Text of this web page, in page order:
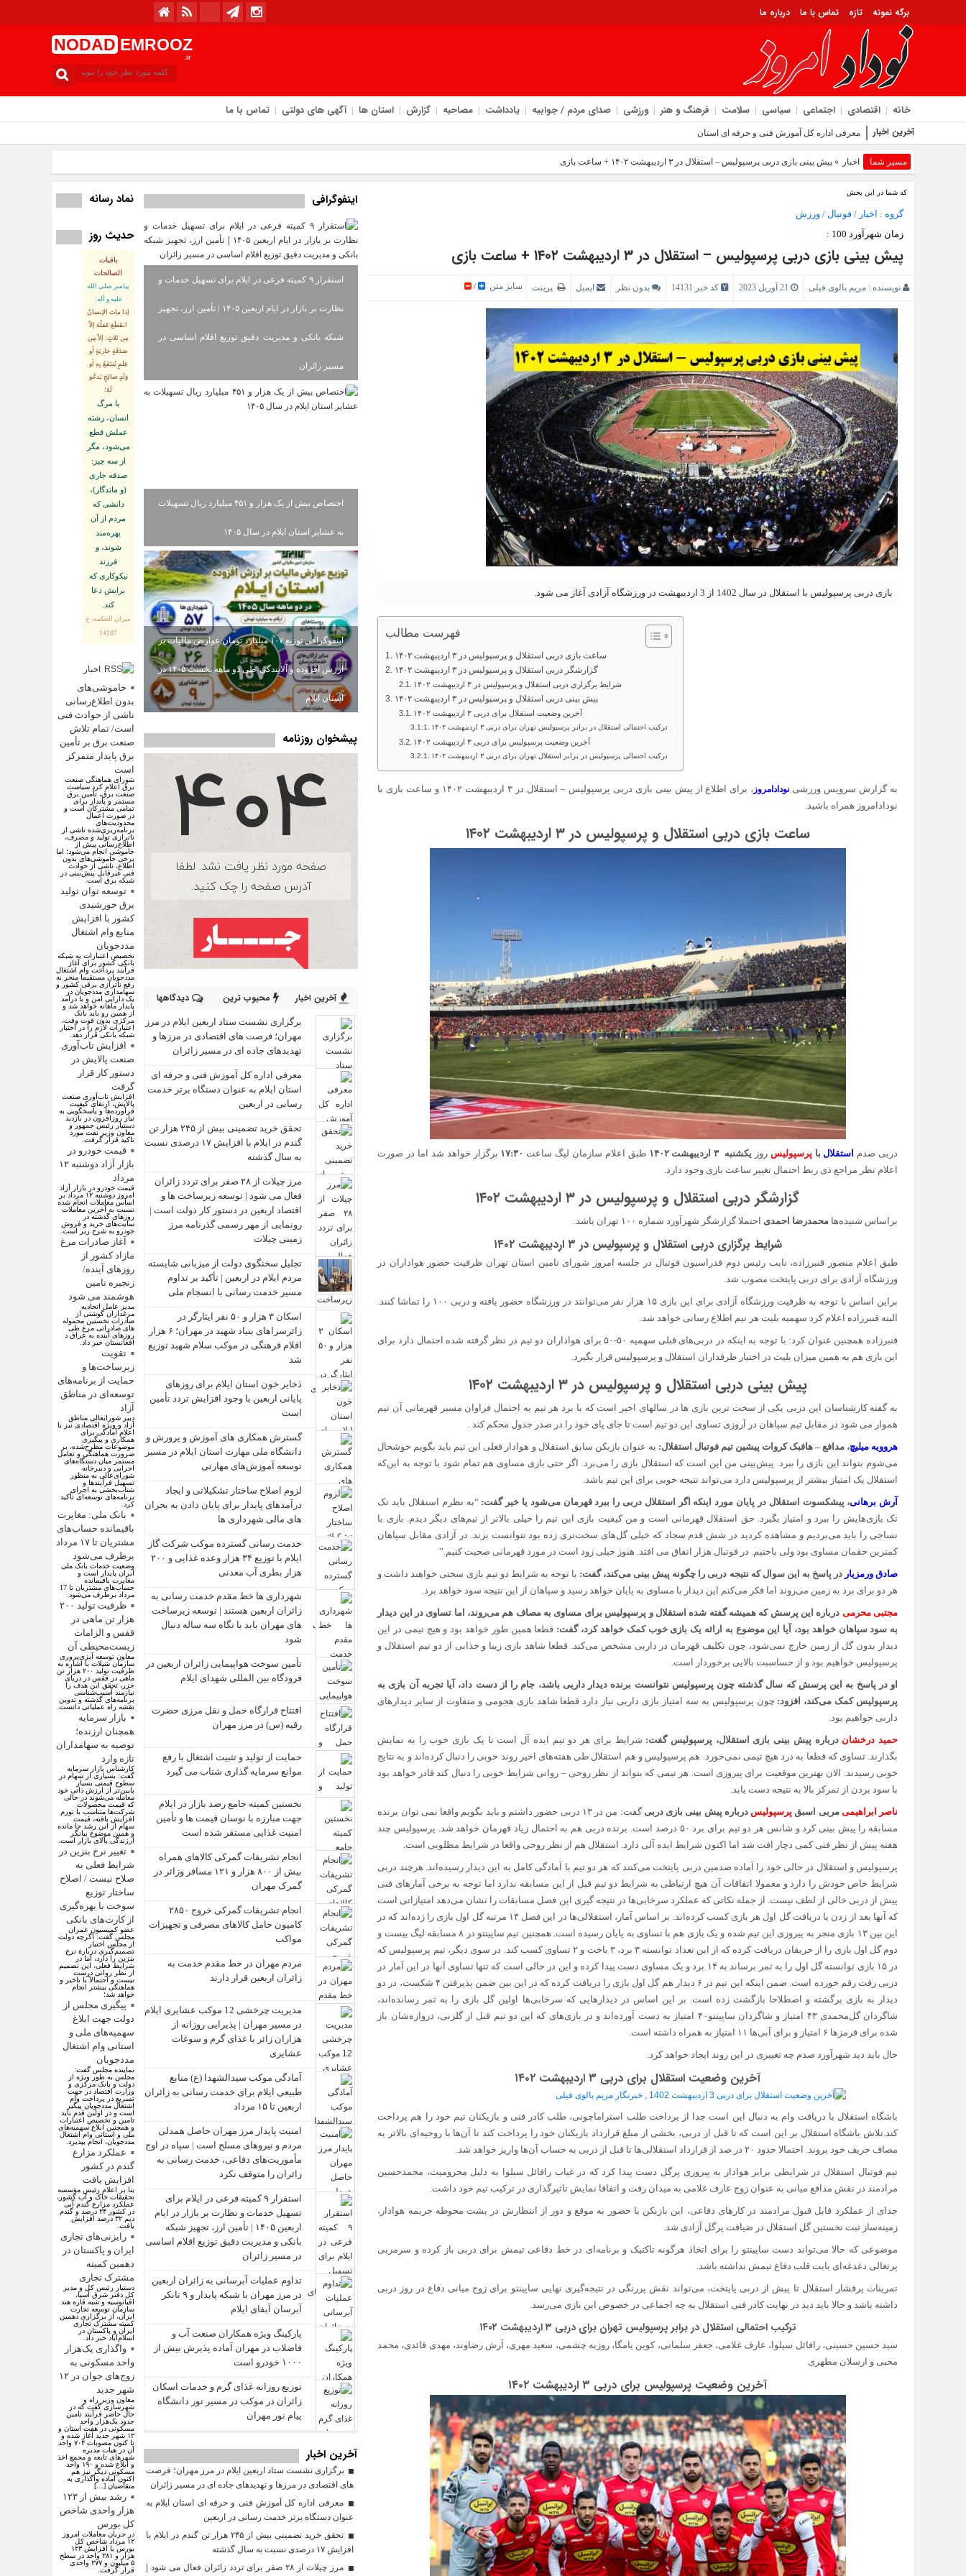
برگه نمونه تازه تماس با ما درباره ما
NODAD EMROOZ
.ir
خانه اقتصادی اجتماعی سیاسی سلامت فرهنگ و هنر ورزشی صدای مردم / جوابیه یادداشت مصاحبه گزارش استان ها آگهی های دولتی تماس با ما
آخرین اخبار معرفی اداره کل آموزش فنی و حرفه‌ ای استان ایلام به‌ عنوان دستگاه برتر خدمت‌ رسانی در ا
مسیر شما اخبار » پیش بینی بازی دربی پرسپولیس – استقلال در ۳ اردیبهشت ۱۴۰۲ + ساعت بازی
کد شما در این بخش
گروه : اخبار /فوتبال /ورزش
زمان شهرآورد 100 :
پیش بینی بازی دربی پرسپولیس – استقلال در ۳ اردیبهشت ۱۴۰۲ + ساعت بازی
نویسنده : مریم بالوی فیلی کد خبر 14131 بدون نظر ایمیل پرینت سایز متن /
بازی دربی پرسپولیس با استقلال در سال 1402 از 3 اردیبهشت در ورزشگاه آزادی آغاز می شود.
فهرست مطالب
ساعت بازی دربی استقلال و پرسپولیس در ۳ اردیبهشت ۱۴۰۲
گزارشگر دربی استقلال و پرسپولیس در ۳ اردیبهشت ۱۴۰۲
شرایط برگزاری دربی استقلال و پرسپولیس در ۳ اردیبهشت ۱۴۰۲
پیش بینی دربی استقلال و پرسپولیس در ۳ اردیبهشت ۱۴۰۲
آخرین وضعیت استقلال برای دربی ۳ اردیبهشت ۱۴۰۲
ترکیب احتمالی استقلال در برابر پرسپولیس تهران برای دربی ۳ اردیبهشت ۱۴۰۲
آخرین وضعیت پرسپولیس برای دربی ۳ اردیبهشت ۱۴۰۲
ترکیب احتمالی پرسپولیس در برابر استقلال تهران برای دربی ۳ اردیبهشت ۱۴۰۲
به گزارش سرویس ورزشی نودادامروز
، برای اطلاع از پیش بینی بازی دربی پرسپولیس – استقلال در ۳ اردیبهشت ۱۴۰۲ و ساعت بازی با
نودادامروز همراه باشید.
ساعت بازی دربی استقلال و پرسپولیس در ۳ اردیبهشت ۱۴۰۲
دربی صدم استقلال با پرسپولیس روز یکشنبه ۳ اردیبهشت ۱۴۰۲ طبق اعلام سازمان لیگ ساعت ۱۷:۳۰ برگزار خواهد شد اما در صورت
اعلام نظر مراجع ذی ربط احتمال تغییر ساعت بازی وجود دارد.
گزارشگر دربی استقلال و پرسپولیس در ۳ اردیبهشت ۱۴۰۲
براساس شنیده‌ها محمدرضا احمدی احتملا گزارشگر شهرآورد شماره ۱۰۰ تهران باشد.
شرایط برگزاری دربی استقلال و پرسپولیس در ۳ اردیبهشت ۱۴۰۲
طبق اعلام منصور قنبرزاده، نایب رئیس دوم فدراسیون فوتبال در جلسه امروز شورای تامین استان تهران ظرفیت حضور هواداران در
ورزشگاه آزادی برای دربی پایتخت مصوب شد.
براین اساس با توجه به ظرفیت ورزشگاه آزادی برای این بازی ۱۵ هزار نفر می‌توانند در ورزشگاه حضور یافته و دربی ۱۰۰ را تماشا کنند.
البته قنبرزاده اعلام کرد سهمیه بلیت هر تیم اطلاع رسانی خواهد شد.
قنبرزاده همچنین عنوان کرد: با توجه به اینکه در دربی‌های قبلی سهمیه ۵۰-۵۰ برای هواداران دو تیم در نظر گرفته شده احتمال دارد برای
این بازی هم به همین میزان بلیت در اختیار طرفداران استقلال و پرسپولیس قرار بگیرد.
پیش بینی دربی استقلال و پرسپولیس در ۳ اردیبهشت ۱۴۰۲
به گفته کارشناسان این دربی یکی از سخت ترین بازی ها در سالهای اخیر است که با برد هر تیم به احتمال فراوان مسیر قهرمانی آن تیم
هموار می شود در مقابل تیم سپاهان در آروزی تساوی این دو تیم است تا جای پای خود را در صدر جدول محکم کند .
هروویه میلیچ، مدافع – هافبک کروات پیشین تیم فوتبال استقلال: به عنوان بازیکن سابق استقلال و هوادار فعلی این تیم باید بگویم خوشحال
می‌شوم بتواند این بازی را ببرد. پیش‌بینی من این است که استقلال بازی را می‌برد. اگر حتی بازی مساوی هم تمام شود با توجه به این‌که
استقلال یک امتیاز بیشتر از پرسپولیس دارد می‌تواند نتیجه خوبی برای این تیم باشد.
آرش برهانی، پیشکسوت استقلال در پایان مورد اینکه اگر استقلال دربی را ببرد قهرمان می‌شود یا خیر گفت: “به نظرم استقلال باید تک
تک بازی‌هایش را ببرد و امتیاز بگیرد. حق استقلال قهرمانی است و من کیفیت بازی این تیم را خیلی بالاتر از تیم‌های دیگر دیدم. بازی با
نساجی را باید می‌بردیم و مشاهده کردید در شش قدم سجاد که خیلی گل‌های سخت‌تری زده بود نتوانست بزند. در آزادی مقابل سپاهان
کمترین حقمان مساوی بود ولی باختیم. در فوتبال هزار اتفاق می ‌افتد. هنوز خیلی زود است در مورد قهرمانی صحبت کنیم.”
صادق ورمزیار در پاسخ به این سوال که نتیجه دربی را چگونه پیش بینی می‌کند، گفت: با توجه به شرایط دو تیم بازی سختی خواهند داشت و
هر دو برای برد به زمین می‌روند اما فکر می‌کنم این دیدار با مساوی به پایان خواهد رسید و سپاهان از این نتیجه سود خواهد برد.
مجتبی محرمی درباره این پرسش که همیشه گفته شده استقلال و پرسپولیس برای مساوی به مصاف هم می‌روند، اما تساوی در این دیدار
به سود سپاهان خواهد بود، آیا این موضوع به ارائه یک بازی خوب کمک خواهد کرد، گفت: قطعا همین طور خواهد بود و هیچ تیمی در این
دیدار بدون گل از زمین خارج نمی‌شود، چون تکلیف قهرمان در داربی مشخص می‌کند. قطعا شاهد بازی زیبا و جذابی از دو تیم استقلال و
پرسپولیس خواهیم بود و از حساسبت بالایی برخوردار است.
او در پاسخ به این پرسش که سال گذشته چون پرسپولیس نتوانست برنده دیدار داربی باشد، جام را از دست داد، آیا تجربه آن بازی به
پرسپولیس کمک می‌کند، افزود: چون پرسپولیس به سه امتیاز بازی داربی نیاز دارد قطعا شاهد بازی هجومی و متفاوت از سایر دیدارهای
داربی خواهیم بود.
حمید درخشان درباره پیش بینی بازی استقلال، پرسپولیس گفت: شرایط برای هر دو تیم ایده آل است تا یک بازی خوب را به نمایش
بگذارند. تساوی که قطعا به درد هیچ تیمی نمی‌خورد. هم پرسپولیس و هم استقلال طی هفته‌های اخیر روند خوبی را دنبال کرده‌اند و به نتایج
خوبی رسیدند. الان بهترین موقعیت برای پیروزی است. هر تیمی که بتواند از نظر روحی – روانی شرایط خوبی را دنبال کند قادر خواهد بود
با سود بردن از تمرکز بالا به نتیجه دست یابد.
ناصر ابراهیمی مربی اسبق پرسپولیس درباره پیش بینی بازی دربی
گفت: من در ۱۳ دربی حضور داشتم و باید بگویم واقعا نمی توان برنده
مسابقه را پیش بینی کرد و شانس هر دو تیم برای برد ۵۰ درصد است. برنده دربی هم به احتمال زیاد قهرمان خواهد شد. پرسپولیس چند
هفته پیش از نظر فنی کمی دچار افت شد اما اکنون شرایط ایده آلی دارد. استقلال هم از نظر روحی واقعا در شرایط مطلوبی است.
پرسپولیس و استقلال در حالی خود را آماده صدمین دربی پایتخت می‌کنند که هر دو تیم با آمادگی کامل به این دیدار رسیده‌اند. هرچند دربی
شرایط خاص خودش را دارد و معمولا اتفاقات آن هیچ ارتباطی به شرایط دو تیم قبل از این مسابقه ندارد اما توجه به برخی آمارهای فنی
پیش از دربی خالی از لطف نیست. از جمله نکاتی که عملکرد سرخابی‌ها در نتیجه گیری این فصل مسابقات را نشان می‌دهد امتیازاتی است
که آنها بعد از زدن یا دریافت گل اول هر بازی کسب کرده‌اند. بر اساس آمار، استقلالی‌ها در این فصل ۱۴ مرتبه گل اول بازی را زده‌اند که در
این بین ۱۳ بازی منجر به پیروزی این تیم شده و یک بازی هم با تساوی به پایان رسیده است. همچنین تیم ساپینتو در ۸ مسابقه لیگ بیست و
دوم گل اول بازی را از حریفان دریافت کرده که از این تعداد توانسته ۳ برد، ۳ باخت و ۲ تساوی کسب کند. در سوی دیگر، تیم پرسپولیس که
در ۱۵ بازی توانسته‌ گل اول را به ثمر برساند به ۱۴ برد و یک مساوی دست پیدا کرده و این در حالی است که تنها تساوی آنها در این آمار در
دربی رفت رقم خورده است. ضمن اینکه این تیم در ۶ دیدار هم گل اول بازی را دریافت کرده که در این بین ضمن پذیرفتن ۴ شکست، در دو
دیدار به بازی برگشته و اصطلاحا بازگشت زده است. بر این اساس در دیدارهایی که سرخابی‌ها اولین گل بازی را به ثمر رسانده‌اند،
شاگردان گل‌محمدی ۴۳ امتیاز و شاگردان ساپینتو۴۰ امتیاز به دست آورده‌اند و در بازی‌های که این دو تیم قبل از گلزنی، دروازه‌شان باز
شده برای قرمزها ۶ امتیاز و برای آبی‌ها ۱۱ امتیاز به همراه داشته است.
حال باید دید شهرآورد صدم چه تغییری در این روند ایجاد خواهد کرد.
آخرین وضعیت استقلال برای دربی ۳ اردیبهشت ۱۴۰۲
باشگاه استقلال با دریافت وام به دنبال این است جدا از پرداخت طلب استراماچونی، طلب کادر فنی و بازیکنان تیم خود را هم پرداخت
کند.تلاش باشگاه استقلال بر این است که تا قبل از دربی، بخشی از مبلغ قرارداد بازیکنان خود را پرداخت کند تا آن‌ها با روحیه‌ای بالاتر به
مصاف حریف خود بروند. احتمالا حدود ۲۰ در صد از قرارداد استقلالی‌ها تا قبل از دربی به حساب آن‌ها واریز خواهد شد.
تیم فوتبال استقلال در شرایطی برابر هوادار به پیروزی پرگل دست پیدا کرد که در غیاب رافائل سیلوا به دلیل محرومیت، محمدحسین
مرادمند در نقش مدافع میانی به عنوان زوج عارف غلامی به میدان رفت و اتفاقا نمایش تاثیرگذاری در ترکیب تیم خود داشت.
جدای از عملکرد قابل قبول مرادمند در کارهای دفاعی، این بازیکن با حضور به موقع و دور از انتظارش در پشت محوطه جریمه هوادار،
زمینه‌ساز ثبت نخستین گل استقلال در ضیافت پرگل آزادی شد.
موضوعی که حالا می‌تواند دست ساپینتو را برای اتخاذ هرگونه تاکتیک و برنامه‌ای در خط دفاعی تیمش برای دربی باز کرده و سرمربی
پرتغالی دغدغه‌ای بابت قلب دفاع تیمش نداشته باشد.
تمرینات پرفشار استقلال تا پیش از دربی پایتخت، می‌تواند نقش پررنگی در نتیجه‌گیری نهایی ساپینتو برای زوج میانی دفاع در روز دربی
داشته باشد و حالا باید دید در نهایت کادر فنی استقلال به چه اجماعی در خصوص این بازی می‌رسد.
ترکیب احتمالی استقلال در برابر پرسپولیس تهران برای دربی ۳ اردیبهشت ۱۴۰۲
سید حسین حسینی، رافائل سیلوا، عارف غلامی، جعفر سلمانی، کوین یامگا، روزبه چشمی، سعید مهری، آرش رضاوند، مهدی قائدی، محمد
محبی و ارسلان مطهری
آخرین وضعیت پرسپولیس برای دربی ۳ اردیبهشت ۱۴۰۲
اینفوگرافی
استقرار ۹ کمیته فرعی در ایلام برای تسهیل خدمات و
نظارت بر بازار در ایام اربعین ۱۴۰۵ | تأمین ارز، تجهیز
شبکه بانکی و مدیریت دقیق توزیع اقلام اساسی در
مسیر زائران
اختصاص بیش از یک هزار و ۴۵۱ میلیارد ریال تسهیلات
به عشایر استان ایلام در سال ۱۴۰۵
اینفوگرافی توزیع ۱۰۷ میلیارد تومان عوارض مالیات بر
ارزش افزوده و آلایندگی طی دو ماهه نخست ۱۴۰۵ در
استان ایلام
پیشخوان روزنامه
آخرین اخبار محبوب ترین دیدگاهها
برگزاری نشست ستاد اربعین ایلام در مرز
مهران؛ فرصت‌ های اقتصادی در مرزها و
تهدیدهای جاده‌ ای در مسیر زائران
معرفی اداره کل آموزش فنی و حرفه‌ ای
استان ایلام به‌ عنوان دستگاه برتر خدمت‌
رسانی در اربعین
تحقق خرید تضمینی بیش از ۲۴۵ هزار تن
گندم در ایلام با افزایش ۱۷ درصدی نسبت
به سال گذشته
مرز چیلات از ۲۸ صفر برای تردد زائران
فعال می‌ شود | توسعه زیرساخت‌ ها و
اقتصاد اربعین در دستور کار دولت است |
رونمایی از مهر رسمی گذرنامه مرز
زمینی چیلات
تجلیل سخنگوی دولت از میزبانی شایسته
مردم ایلام در اربعین | تأکید بر تداوم
مسیر خدمت‌ رسانی با انسجام ملی
اسکان ۳ هزار و ۵۰ نفر ایثارگر در
زائرسراهای بنیاد شهید در مهران؛ ۶ هزار
اقلام فرهنگی در موکب سلام شهید توزیع
شد
ذخایر خون استان ایلام برای روزهای
پایانی اربعین با وجود افزایش تردد تأمین
است
گسترش همکاری‌ های آموزش و پرورش و
دانشگاه ملی مهارت استان ایلام در مسیر
توسعه آموزش‌های مهارتی
لزوم اصلاح ساختار تشکیلاتی و ایجاد
درآمدهای پایدار برای پایان دادن به بحران‌
های مالی شهرداری‌ ها
خدمت رسانی گسترده موکب شرکت گاز
ایلام با توزیع ۳۴ هزار وعده غذایی و ۲۰۰
هزار بطری آب معدنی
شهرداری‌ ها خط مقدم خدمت ‌رسانی به
زائران اربعین هستند | توسعه زیرساخت
‌های مهران باید با نگاه سه‌ ساله دنبال
شود
تأمین سوخت هواپیمایی زائران اربعین در
فرودگاه بین المللی شهدای ایلام
افتتاح قرارگاه حمل‌ و نقل مرزی حضرت
رقیه (س) در مرز مهران
حمایت از تولید و تثبیت اشتغال با رفع
موانع سرمایه‌ گذاری شتاب می‌ گیرد
نخستین کمیته جامع رصد بازار در ایلام
جهت مبارزه با نوسان قیمت‌ ها و تأمین
امنیت غذایی مستقر شده است
انجام تشریفات گمرکی کالاهای همراه
بیش از ۸۰۰ هزار و ۱۲۱ مسافر وزائر در
گمرک مهران
انجام تشریفات گمرکی خروج ۲۸۵۰
کامیون حامل کالاهای مصرفی و تجهیزات
مواکب
مردم مهران در خط مقدم خدمت به
زائران اربعین قرار دارند
مدیریت چرخشی 12 موکب‌ عشایری ایلام
در مسیر مهران | پذیرایی روزانه از
هزاران زائر با غذای گرم و سوغات
عشایری
آمادگی موکب سیدالشهدا (ع) منابع
طبیعی ایلام برای خدمت‌ رسانی به زائران
اربعین تا ۱۵ مرداد
امنیت پایدار مرز مهران حاصل همدلی
مردم و نیروهای مسلح است | سپاه در اوج
مأموریت‌های دفاعی، خدمت‌ رسانی به
زائران را متوقف نکرد
استقرار ۹ کمیته فرعی در ایلام برای
تسهیل خدمات و نظارت بر بازار در ایام
اربعین ۱۴۰۵ | تأمین ارز، تجهیز شبکه
بانکی و مدیریت دقیق توزیع اقلام اساسی
در مسیر زائران
تداوم عملیات آبرسانی به زائران اربعین
در مرز مهران با شبکه پایدار و ۹ تانکر
آبرسان آبفای ایلام
پارکینگ ویژه همکاران صنعت آب و
فاضلاب در مهران آماده پذیرش بیش از
۱۰۰۰ خودرو است
توزیع روزانه غذای گرم و خدمات اسکان
زائران در موکب در مسیر نور دانشگاه
پیام نور مهران
آخرین اخبار
برگزاری نشست ستاد اربعین ایلام در مرز مهران؛ فرصت‌
های اقتصادی در مرزها و تهدیدهای جاده‌ ای در مسیر زائران
معرفی اداره کل آموزش فنی و حرفه‌ ای استان ایلام به‌
عنوان دستگاه برتر خدمت‌ رسانی در اربعین
تحقق خرید تضمینی بیش از ۲۴۵ هزار تن گندم در ایلام با
افزایش ۱۷ درصدی نسبت به سال گذشته
مرز چیلات از ۲۸ صفر برای تردد زائران فعال می‌ شود |
نماد رسانه
حدیث روز
باقیات
الصالحات
پيامبر صلى‏ الله‏
عليه ‏و‏ آله:
إذا ماتَ الإنسانُ
انقَطَعَ عَمَلُهُ إلاّ
مِن ثَلاثٍ: إلاّ مِن
صَدَقَةٍ جاريَةٍ أو
عِلمٍ يُنتَفَعُ بِهِ أو
وَلَدٍ صالِحٍ يَدعُو
لَهُ؛
با مرگ
انسان، رشته
عملش قطع
مى‌شود، مگر
از سه چيز:
صدقه جارى
(و ماندگار)،
دانشى كه
مردم از آن
بهره‏‌مند
شوند، و
فرزند
نيكوكارى كه
برايش دعا
كند.
ميزان الحكمه، ح
14287
اخبار
اقتصادی
خاموشی‌های
بدون اطلاع‌رسانی
ناشی از حوادث فنی
است/ تمام تلاش
صنعت برق بر تأمین
برق پایدار متمرکز
است
شورای هماهنگی صنعت
برق اعلام کرد سیاست
صنعت برق، تأمین برق
مستمر و پایدار برای
تمامی مشترکان است و
در صورت اعمال
محدودیت‌های
برنامه‌ریزی‌شده ناشی از
ناترازی تولید و مصرف،
اطلاع‌رسانی پیش از
خاموشی انجام می‌شود؛ اما
برخی خاموشی‌های بدون
اطلاع، ناشی از حوادث
فنی غیرقابل پیش‌بینی در
شبکه برق است.
توسعه توان تولید
برق خورشیدی
کشور با افزایش
منابع وام اشتغال
مددجویان
تخصیص اعتبارات به شبکه
بانکی کشور برای آغاز
فرآیند پرداخت وام اشتغال
مددجویان مستقیما منجر به
رفع ناترازی برقی کشور و
سهامداری مددجویان در
یک دارایی امن و با درآمد
پایدار ماهانه خواهد شد و
از همین رو باید بانک
مرکزی بدون فوت وقت،
اعتبارات لازم را در اختیار
شبکه بانکی قرار دهد.
افزایش تاب‌آوری
صنعت پالایش در
دستور کار قرار
گرفت
افزایش تاب‌آوری صنعت
پالایش، ارتقای کیفیت
فرآورده‌ها و پاسخگویی به
نیاز روزافزون در بازدید
دستیار رئیس جمهور و
معاون وزیر نفت مورد
تاکید قرار گرفت.
قیمت خودرو در
بازار آزاد دوشنبه ۱۲
مرداد
قیمت خودرو در بازار آزاد
امروز دوشنبه ۱۲ مرداد بر
اساس معاملات انجام شده
نسبت به آخرین معاملات
روز‌های گذشته در
سایت‌های خرید و فروش
خودرو به شرح زیر است.
آغاز صادرات مرغ
مازاد کشور از
روزهای آینده/
زنجیره تامین
هوشمند می شود
مدیر عامل اتحادیه
مرغداران گوشتی از
صادرات نخستین محموله
های صادراتی مرغ طی
روزهای آینده به عراق د
افغانستان خبر داد.
تقویت
زیرساخت‌ها و
حمایت از برنامه‌های
توسعه‌ای در مناطق
آزاد
دبیر شورایعالی مناطق
آزاد و ویژه اقتصادی نیز با
اعلام آمادگی برای
همکاری و پیگیری
موضوعات مطرح‌شده، بر
ضرورت هماهنگی و تعامل
مستمر میان دستگاه‌های
اجرایی و دبیرخانه
شورای‌عالی به منظور
تسهیل فرآیند‌ها و
شتاب‌بخشی به اجرای
برنامه‌های توسعه‌ای تأکید
کرد.
بانک ملی: مغایرت
باقیمانده حساب‌های
مشتریان تا ۱۷ مرداد
برطرف می‌شود
وضعیت خدمات بانک ملی
ایران پایدار است و
مغایرت‌ باقیمانده
حساب‌های مشتریان تا 17
مرداد برطرف می‌شود.
ظرفیت تولید ۲۰۰
هزار تن ماهی در
قفس و الزامات
زیست‌محیطی آن
معاون توسعه آبزی‌پروری
سازمان شیلات با اشاره به
ظرفیت تولید ۲۰۰ هزار تن
ماهی در قفس در دریای
خزر، تحقق این هدف را
نیازمند آسیب‌شناسی
برنامه‌های گذشته و تدوین
نقشه راه عملیاتی دانست.
بازار سرمایه
همچنان ارزنده؛
توصیه به سهامداران
تازه وارد
کارشناس بازار سرمایه
گفت: بسیاری از سهام در
سطوح قیمتی بسیار
پایین‌تر از ارزش ذاتی خود
معامله می‌شوند در حالی
که قیمت محصولات
شرکت‌ها متناسب با تورم
افزایش یافته، قیمت
سهام از این رشد جا مانده
و همین موضوع بیانگر
ارزندگی بالای بازار است.
تغییر نرخ بنزین در
شرایط فعلی به
صلاح نیست / اصلاح
ساختار توزیع
سوخت با بهره‌گیری
از کارت‌های بانکی
عضو کمیسیون عمران
مجلس گفت: اگرچه دولت
از مجلس اختیار
تصمیم‌گیری دربارهٔ نرخ
بنزین را دارد، اما در
شرایط فعلی، این تصمیم
از نظر روانی درست
نیست و احتمالاً با تاخیر و
هماهنگی بیشتر انجام
خواهد شد؛
پیگیری مجلس از
دولت جهت ابلاغ
سهمیه‌های ملی و
استانی وام اشتغال
مددجویان
نماینده مجلس گفت:
مجلس به طور ویژه از
دولت و بانک مرکزی و
وزارت اقتصاد در جهت
تسریع در پرداخت وام
اشتغال مددجویان پیگیر
است و در اولین قدم باید
تامین و تخصیص اعتبارات
و همچنین ابلاغ سهمیه‌های
ملی و استانی وام اشتغال
مددجویان، انجام بپذیرد.
عملکرد مزارع
گندم در کشور
افزایش یافت
بنا بر اعلام رئیس مؤسسه
تحقیقات خاک و آب کشور،
عملکرد مزارع گندم آبی
در کشور ۲۴ درصد و گندم
دیم ۳۲ درصد افزایش
یافت.
رایزنی‌های تجاری
ایران و پاکستان در
دهمین کمیته
مشترک تجاری
دستیار رئیس کل و مدیر
کل دفتر شرق آسیا،
اقیانوسیه و شبه قاره هند
سازمان توسعه تجارت
ایران، از برگزاری دهمین
کمیته مشترک تجاری
ایران و پاکستان در
اسلام‌آباد خبر داد.
واگذاری یک‌هزار
واحد مسکونی به
زوج‌های جوان در ۱۲
شهر جدید
معاون وزیر راه و
شهرسازی گفت که در
حال حاضر فرآیند تامین
حدود یک‌هزار واحد
مسکونی در هفت استان و
۱۲ شهر جدید آغاز شده و
تا کنون مصوبات ۷۰۴ واحد
آن در هیات مدیره
شهرهای تابعه و مجمع اخذ
و ابلاغ شده و ۱۹۰ واحد
مسکونی دیگر نیز هم
اکنون آماده واگذاری به
متقاضیان […]
رشد بیش از ۱۲۳
هزار واحدی شاخص
کل بورس
در جریان معاملات امروز
۱۲ مرداد شاخص کل
بورس با افزایش ۱۲۳
هزار و ۲۸۱ واحد در سطح
۵ میلیون و ۲۷۷ واحدی
قرار گرفت.